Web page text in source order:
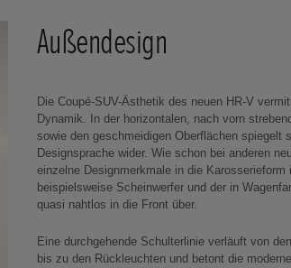
Außendesign
Die Coupé-SUV-Ästhetik des neuen HR-V
Dynamik. In der horizontalen, nach vorn
sowie den geschmeidigen Oberflächen spiegelt
Designsprache wider. Wie schon bei anderen
einzelne Designmerkmale in die Karosserieform
beispielsweise Scheinwerfer und der in
quasi nahtlos in die Front über.
Eine durchgehende Schulterlinie verläuft von
bis zu den Rückleuchten und betont die